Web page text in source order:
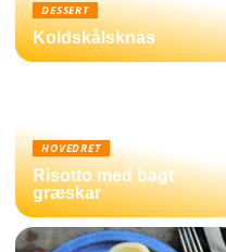
DESSERT
Koldskålsknas
HOVEDRET
Risotto med bagt
græskar